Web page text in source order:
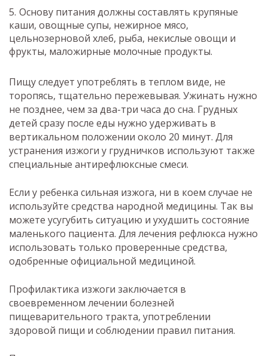
Основу питания должны составлять крупяные
каши, овощные супы, нежирное мясо,
цельнозерновой хлеб, рыба, некислые овощи и
фрукты, маложирные молочные продукты.
Пищу следует употреблять в теплом виде, не
торопясь, тщательно пережевывая. Ужинать нужно
не позднее, чем за два-три часа до сна. Грудных
детей сразу после еды нужно удерживать в
вертикальном положении около 20 минут. Для
устранения изжоги у грудничков используют также
специальные антирефлюксные смеси.
Если у ребенка сильная изжога, ни в коем случае не
используйте средства народной медицины. Так вы
можете усугубить ситуацию и ухудшить состояние
маленького пациента. Для лечения рефлюкса нужно
использовать только проверенные средства,
одобренные официальной медициной.
Профилактика изжоги заключается в
своевременном лечении болезней
пищеварительного тракта, употреблении
здоровой пищи и соблюдении правил питания.